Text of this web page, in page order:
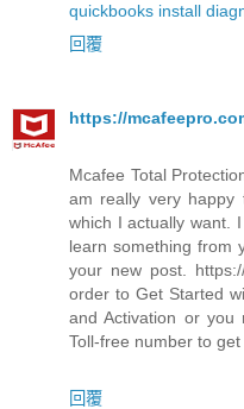
quickbooks install
回覆
https://
Mcafee Total
am really very
which I actually want.
learn something from
your new post.
order to Get Started
and Activation or
Toll-free number to
回覆